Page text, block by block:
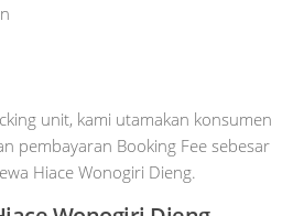
unit, kami utamakan konsumen
pembayaran Booking Fee sebesar
Hiace Wonogiri Dieng.